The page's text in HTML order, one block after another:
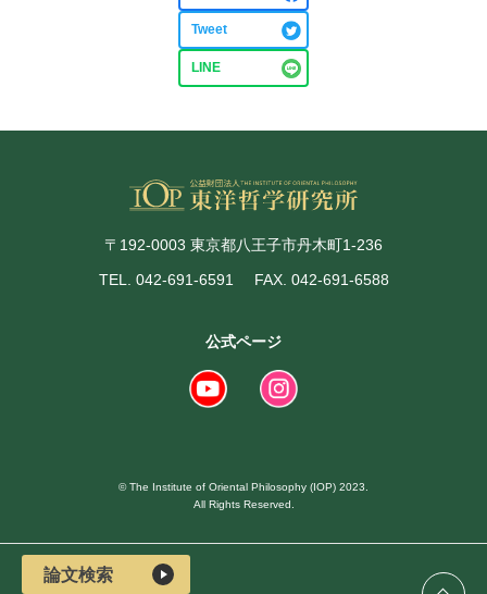
Tweet
LINE
〒192-0003 東京都八王子市丹木町1-236
TEL. 042-691-6591
FAX. 042-691-6588
公式ページ
© The Institute of Oriental Philosophy (IOP) 2023.
All Rights Reserved.
論文検索